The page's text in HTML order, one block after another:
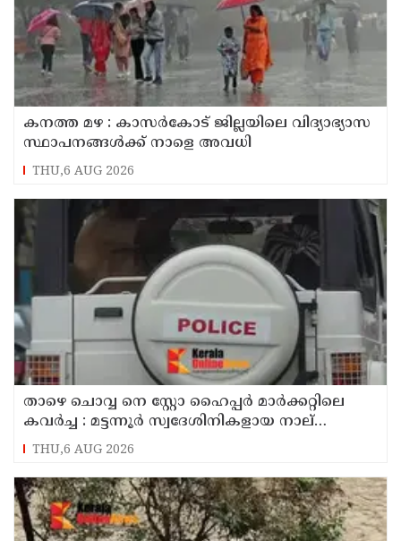
കനത്ത മഴ : കാസർകോട് ജില്ലയിലെ വിദ്യാഭ്യാസ
സ്ഥാപനങ്ങൾക്ക് നാളെ അവധി
THU,6 AUG 2026
താഴെ ചൊവ്വ നെ സ്റ്റോ ഹൈപ്പർ മാർക്കറ്റിലെ
കവർച്ച : മട്ടന്നൂർ സ്വദേശിനികളായ നാല്
പ്രതികൾ പിടിയിൽ
THU,6 AUG 2026